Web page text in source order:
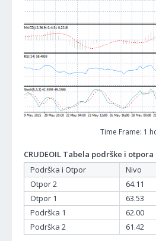
Time Frame: 1
CRUDEOIL Tabela podrške i otpora
Podrška i Otpor
Nivo
Otpor 2
64.11
Otpor 1
63.53
Podrška 1
62.00
Podrška 2
61.42